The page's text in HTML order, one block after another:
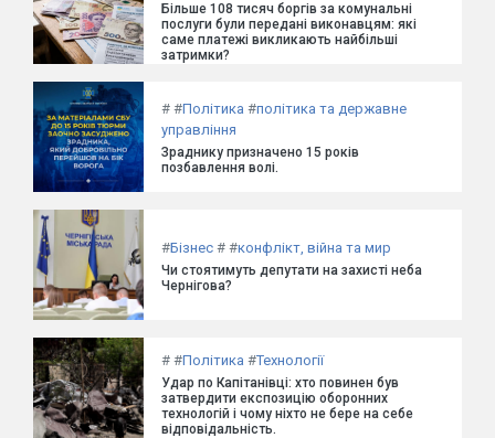
Більше 108 тисяч боргів за комунальні
послуги були передані виконавцям: які
саме платежі викликають найбільші
затримки?
# #Політика #політика та державне
управління
Зраднику призначено 15 років
позбавлення волі.
#Бізнес # #конфлікт, війна та мир
Чи стоятимуть депутати на захисті неба
Чернігова?
# #Політика #Технології
Удар по Капітанівці: хто повинен був
затвердити експозицію оборонних
технологій і чому ніхто не бере на себе
відповідальність.